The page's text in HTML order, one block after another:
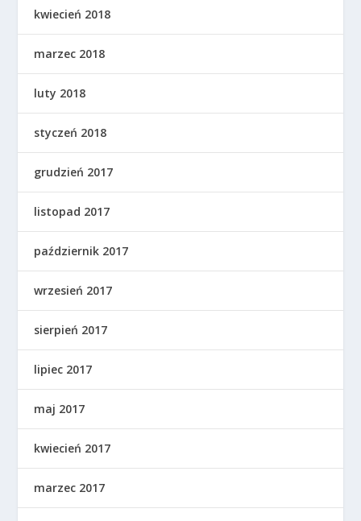
kwiecień 2018
marzec 2018
luty 2018
styczeń 2018
grudzień 2017
listopad 2017
październik 2017
wrzesień 2017
sierpień 2017
lipiec 2017
maj 2017
kwiecień 2017
marzec 2017